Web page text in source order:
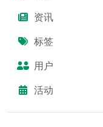
资讯
标签
用户
活动